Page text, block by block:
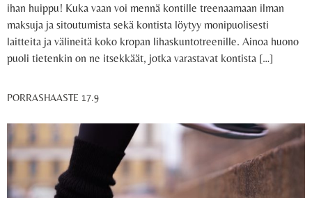
ihan huippu! Kuka vaan voi mennä kontille treenaamaan ilman
maksuja ja sitoutumista sekä kontista löytyy monipuolisesti
laitteita ja välineitä koko kropan lihaskuntotreenille. Ainoa huono
puoli tietenkin on ne itsekkäät, jotka varastavat kontista […]
PORRASHAASTE 17.9